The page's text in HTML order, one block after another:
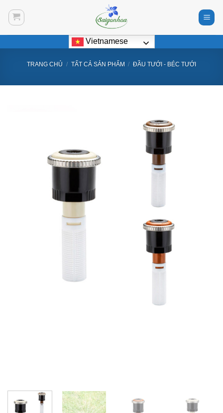
Vietnamese
TRANG CHỦ / TẤT CẢ SẢN PHẨM / ĐẦU TƯỚI - BÉC TƯỚI